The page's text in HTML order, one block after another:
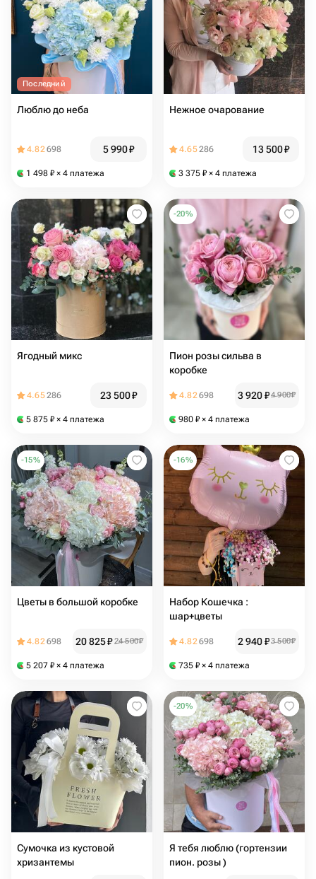
Последний
Люблю до неба
4.82698 5 990₽
1 498 ₽ × 4 платежа
Нежное очарование
4.65286 13 500₽
3 375 ₽ × 4 платежа
Ягодный микс
4.65286 23 500₽
5 875 ₽ × 4 платежа
-20%
Пион розы сильва в
коробке
4.82698 3 920₽4 900₽
980 ₽ × 4 платежа
-15%
Цветы в большой коробке
4.82698 20 825₽ 24 500₽
5 207 ₽ × 4 платежа
-16%
Набор Кошечка :
шар+цветы
4.82698 2 940₽3 500₽
735 ₽ × 4 платежа
Сумочка из кустовой
хризантемы
-20%
Я тебя люблю (гортензии
пион. розы )